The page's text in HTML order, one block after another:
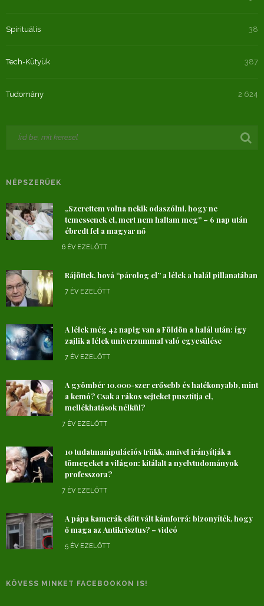
Spirituális 38
Tech-Kütyük 387
Tudomány 2 624
NÉPSZERŰEK
„Szerettem volna nekik odaszólni, hogy ne
temessenek el, mert nem haltam meg” – 6 nap után
ébredt fel a magyar nő
6 ÉV EZELŐTT
Rájöttek, hová “párolog el” a lélek a halál pillanatában
7 ÉV EZELŐTT
A lélek még 42 napig van a Földön a halál után: így
zajlik a lélek univerzummal való egyesülése
7 ÉV EZELŐTT
A gyömbér 10.000-szer erősebb és hatékonyabb, mint
a kemó? Csak a rákos sejteket pusztítja el,
mellékhatások nélkül?
7 ÉV EZELŐTT
10 tudatmanipulációs trükk, amivel irányítják a
tömegeket a világon: kitálalt a nyelvtudományok
professzora?
7 ÉV EZELŐTT
A pápa kamerák előtt vált kámforrá: bizonyíték, hogy
ő maga az Antikrisztus? – videó
5 ÉV EZELŐTT
KÖVESS MINKET FACEBOOKON IS!